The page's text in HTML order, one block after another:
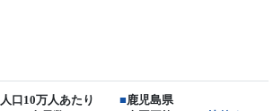
人口10万人あたり
■鹿児島県